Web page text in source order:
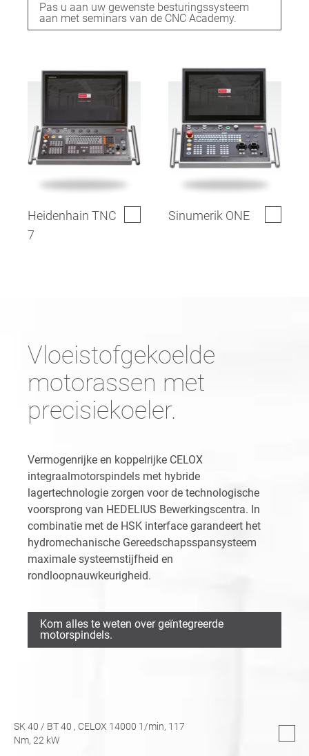
Pas u aan uw gewenste besturingssysteem
aan met seminars van de CNC Academy.
Heidenhain TNC
7
Sinumerik ONE
Vloeistofgekoelde
motorassen met
precisiekoeler.
Vermogenrijke en koppelrijke CELOX
integraalmotorspindels met hybride
lagertechnologie zorgen voor de technologische
voorsprong van HEDELIUS Bewerkingscentra. In
combinatie met de HSK interface garandeert het
hydromechanische Gereedschapsspansysteem
maximale systeemstijfheid en
rondloopnauwkeurigheid.
Kom alles te weten over geïntegreerde
motorspindels.
SK 40 / BT 40 , CELOX 14000 1/min, 117
Nm, 22 kW